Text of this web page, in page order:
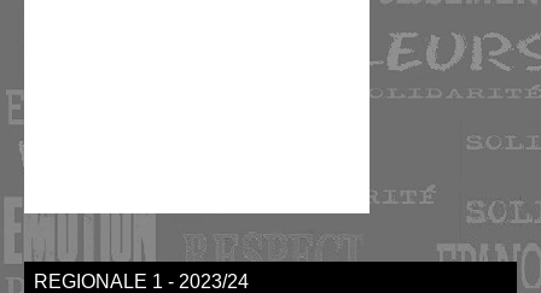
REGIONALE 1 - 2023/24